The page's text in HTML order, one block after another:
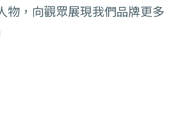
物，向觀眾展現我們品牌更多